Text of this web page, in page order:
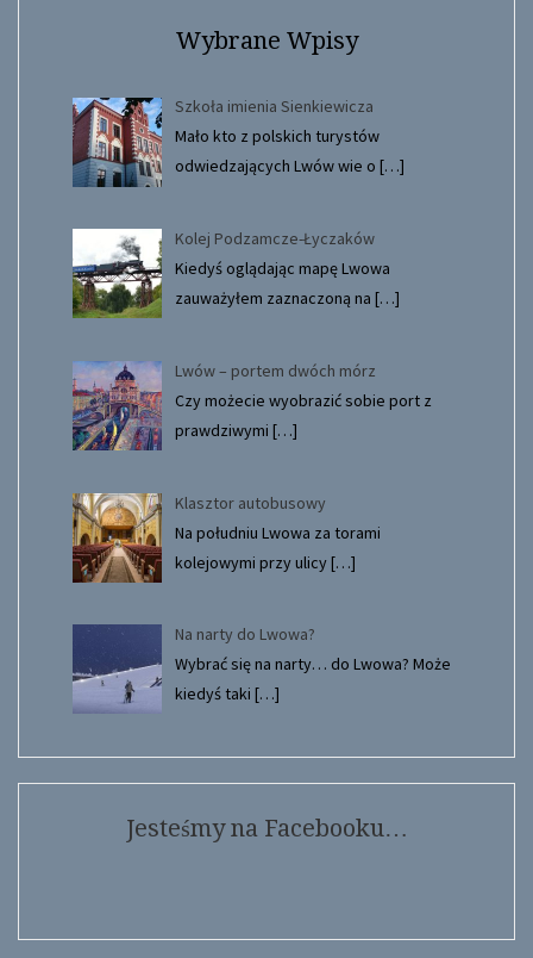
Wybrane Wpisy
Szkoła imienia Sienkiewicza
Mało kto z polskich turystów
odwiedzających Lwów wie o […]
Kolej Podzamcze-Łyczaków
Kiedyś oglądając mapę Lwowa
zauważyłem zaznaczoną na […]
Lwów – portem dwóch mórz
Czy możecie wyobrazić sobie port z
prawdziwymi […]
Klasztor autobusowy
Na południu Lwowa za torami
kolejowymi przy ulicy[…]
Na narty do Lwowa?
Wybrać się na narty… do Lwowa? Może
kiedyś taki […]
Jesteśmy na Facebooku…